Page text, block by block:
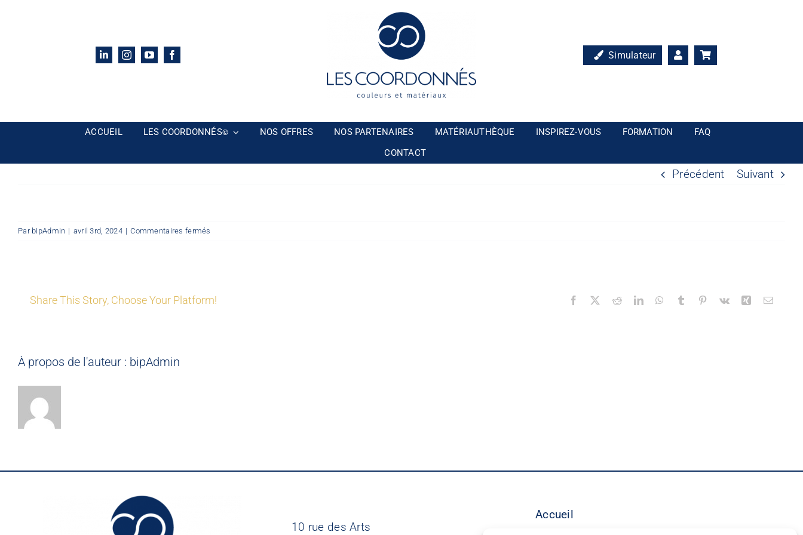
Simulateur
ACCUEIL LES COORDONNÉS© NOS OFFRES NOS PARTENAIRES MATÉRIAUTHÈQUE INSPIREZ-VOUS FORMATION
FAQ
CONTACT
Précédent Suivant
Par bipAdmin | avril 3rd, 2024 | Commentaires fermés
Share This Story, Choose Your Platform! Facebook RedditLinkedInWhatsApp
Tumblr Pinterest
Vk XingEmail
À propos de l'auteur : bipAdmin
10 rue des Arts
Accueil